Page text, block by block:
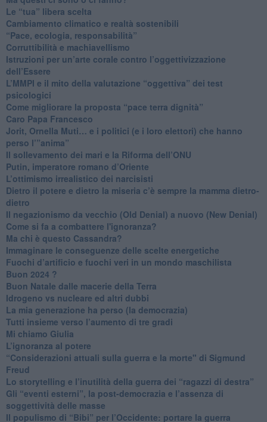
​Le “tua” libera scelta
Cambiamento climatico e realtà sostenibili
“Pace, ecologia, responsabilità”
​Corruttibilità e machiavellismo
Istruzioni per un’arte corale contro l’oggettivizzazione
dell’Essere
​L’MMPI e il mito della valutazione “oggettiva” dei test
psicologici
Come migliorare la proposta “pace terra dignità”
Caro Papa Francesco
​Jorit, Ornella Muti… e i politici (e i loro elettori) che hanno
perso l’”anima”
​Il sollevamento dei mari e la Riforma dell’ONU
Putin, imperatore romano d’Oriente
​L’ottimismo irrealistico dei narcisisti
​Dietro il potere e dietro la miseria c’è sempre la mamma dietro-
dietro
Il negazionismo da vecchio (Old Denial) a nuovo (New Denial)
Come si fa a combattere l'ignoranza?
Ma chi è questo Cassandra?
Immaginare le conseguenze delle scelte energetiche
​Fuochi d’artificio e fuochi veri in un mondo maschilista
Buon 2024 ?
​Buon Natale dalle macerie della Terra
​Idrogeno vs nucleare ed altri dubbi
​La mia generazione ha perso (la democrazia)
​Tutti insieme verso l’aumento di tre gradi
Mi chiamo Giulia
L’ignoranza al potere
​“Considerazioni attuali sulla guerra e la morte" di Sigmund
Freud
​Lo storytelling e l’inutilità della guerra dei “ragazzi di destra”
​Gli “eventi esterni”, la post-democrazia e l’assenza di
soggettività delle masse
​Il populismo di “Bibi” per l’Occidente: portare la guerra